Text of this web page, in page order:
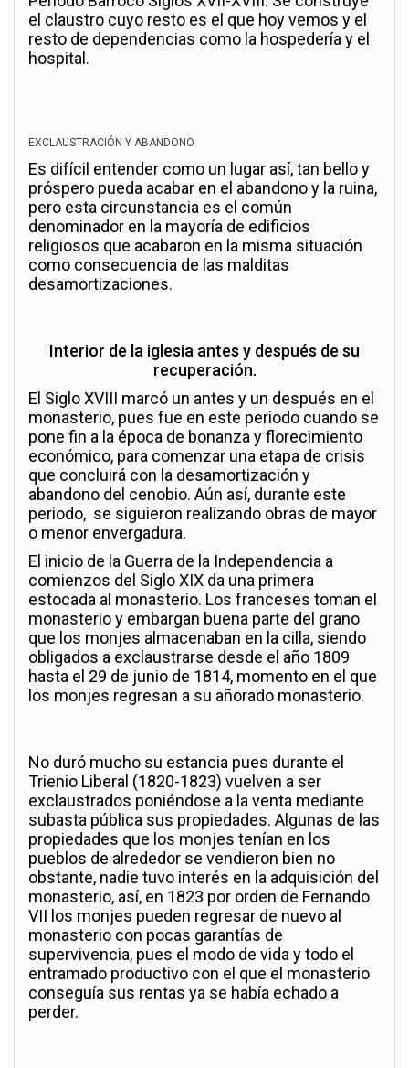
el claustro cuyo resto es el que hoy vemos y el
resto de dependencias como la hospedería y el
hospital.
EXCLAUSTRACIÓN Y ABANDONO
Es difícil entender como un lugar así, tan bello y
próspero pueda acabar en el abandono y la ruina,
pero esta circunstancia es el común
denominador en la mayoría de edificios
religiosos que acabaron en la misma situación
como consecuencia de las malditas
desamortizaciones.
Interior de la iglesia antes y después de su
recuperación.
El Siglo XVIII marcó un antes y un después en el
monasterio, pues fue en este periodo cuando se
pone fin a la época de bonanza y florecimiento
económico, para comenzar una etapa de crisis
que concluirá con la desamortización y
abandono del cenobio. Aún así, durante este
periodo, se siguieron realizando obras de mayor
o menor envergadura.
El inicio de la Guerra de la Independencia a
comienzos del Siglo XIX da una primera
estocada al monasterio. Los franceses toman el
monasterio y embargan buena parte del grano
que los monjes almacenaban en la cilla, siendo
obligados a exclaustrarse desde el año 1809
hasta el 29 de junio de 1814, momento en el que
los monjes regresan a su añorado monasterio.
No duró mucho su estancia pues durante el
Trienio Liberal (1820-1823) vuelven a ser
exclaustrados poniéndose a la venta mediante
subasta pública sus propiedades. Algunas de las
propiedades que los monjes tenían en los
pueblos de alrededor se vendieron bien no
obstante, nadie tuvo interés en la adquisición del
monasterio, así, en 1823 por orden de Fernando
VII los monjes pueden regresar de nuevo al
monasterio con pocas garantías de
supervivencia, pues el modo de vida y todo el
entramado productivo con el que el monasterio
conseguía sus rentas ya se había echado a
perder.